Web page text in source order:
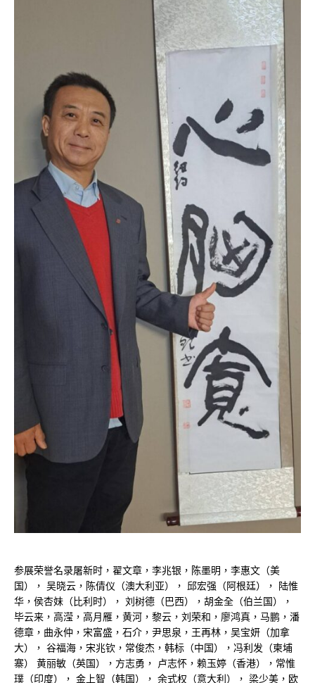
参展荣誉名录屠新时，翟文章，李兆银，陈墨明，李惠文（美
国）， 吴晓云，陈倩仪（澳大利亚）， 邱宏强（阿根廷）， 陆惟
华，侯杏妹（比利时）， 刘树德（巴西），胡金全（伯兰国），
毕云来，高滢，高月雁，黄河，黎云，刘荣和，廖鸿真，马鹏，潘
德章，曲永仲，宋富盛，石介，尹思泉，王再林，吴宝妍（加拿
大）， 谷福海，宋兆钦，常俊杰，韩标（中国），冯利发（柬埔
寨） 黄丽敏（英国），方志勇， 卢志怀，赖玉婷（香港），常惟
璞（印度）， 金上智（韩国）， 余式权（意大利）， 梁少美，欧